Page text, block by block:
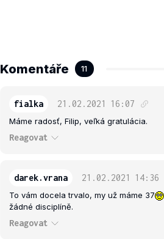
Komentáře 11
fialka 21.02.2021 16:07
Máme radosť, Filip, veľká gratulácia.
Reagovat
darek.vrana 21.02.2021 14:36
To vám docela trvalo, my už máme 37
žádné disciplíně.
Reagovat